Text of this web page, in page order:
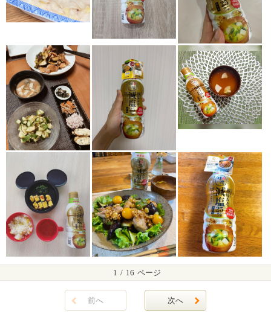
1 / 16 ページ
前へ 次へ